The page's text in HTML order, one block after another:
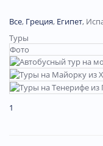
Все, Греция, Египет,
Туры
Фото
1